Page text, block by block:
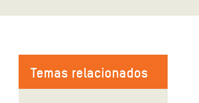
Temas relacionados